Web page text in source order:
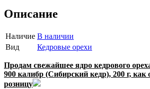
Описание
Наличие В наличии
Вид
Кедровые орехи
Продам свежайшее ядро кедрового
900 калибр (Сибирский кедр), 200 г, как
розницу